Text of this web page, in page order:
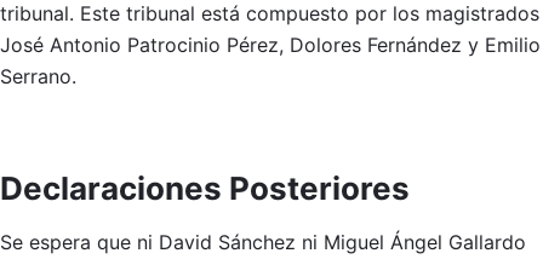
tribunal. Este tribunal está compuesto por los magistrados
José Antonio Patrocinio Pérez, Dolores Fernández y Emilio
Serrano.
Declaraciones Posteriores
Se espera que ni David Sánchez ni Miguel Ángel Gallardo